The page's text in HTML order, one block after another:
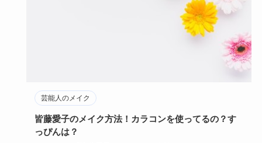
芸能人のメイク
皆藤愛子のメイク方法！カラコンを使ってるの？す
っぴんは？